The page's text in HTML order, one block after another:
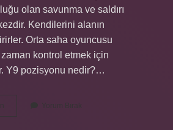
olan savunma ve saldırı
Kendilerini alanın
Orta saha oyuncusu
zaman kontrol etmek için
Y9 pozisyonu nedir?…
Pozisyonu
Yorum Bırak